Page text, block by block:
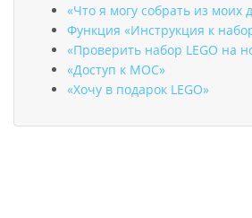
«Что я могу собрать из моих
Функция «Инструкция к
«Проверить набор LEGO на
«Доступ к MOC»
«Хочу в подарок LEGO»